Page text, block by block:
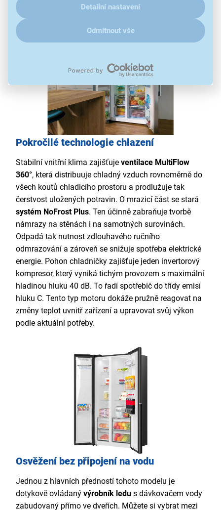
Detailní nastavení
Odmítnout vše
či případná manipulace je snadná.
Pokročilé technologie chlazení
Stabilní vnitřní klima zajišťuje ventilace MultiFlow
360°, která distribuuje chladný vzduch rovnoměrně do
všech koutů chladicího prostoru a prodlužuje tak
čerstvost uložených potravin. O mrazicí část se stará
systém NoFrost Plus. Ten účinně zabraňuje tvorbě
námrazy na stěnách i na samotných surovinách.
Odpadá tak nutnost zdlouhavého ručního
odmrazování a zároveň se snižuje spotřeba elektrické
energie. Pohon chladničky zajišťuje jeden invertorový
kompresor, který vyniká tichým provozem s maximální
hladinou hluku 40 dB. To řadí spotřebič do třídy emisí
hluku C. Tento typ motoru dokáže pružně reagovat na
změny teplot uvnitř zařízení a upravovat svůj výkon
podle aktuální potřeby.
Osvěžení bez připojení na vodu
Jednou z hlavních předností tohoto modelu je
dotykově ovládaný výrobník ledu s dávkovačem vody
zabudovaný přímo ve dveřích. Můžete si vybrat mezi